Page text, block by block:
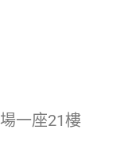
一座21樓